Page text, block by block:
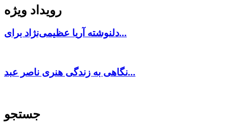
رویداد ویژه
دلنوشته آریا عظیمی‌نژاد برای...
نگاهی به زندگی هنری ناصر عبد...
جستجو